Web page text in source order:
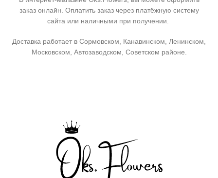
заказ онлайн. Оплатить заказ через платёжную систему
сайта или наличными при получении.
Доставка работает в Сормовском, Канавинском, Ленинском,
Московском, Автозаводском, Советском районе.